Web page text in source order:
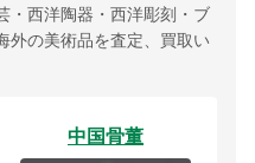
・西洋陶器・西洋彫刻・ブ
外の美術品を査定、買取い
中国骨董